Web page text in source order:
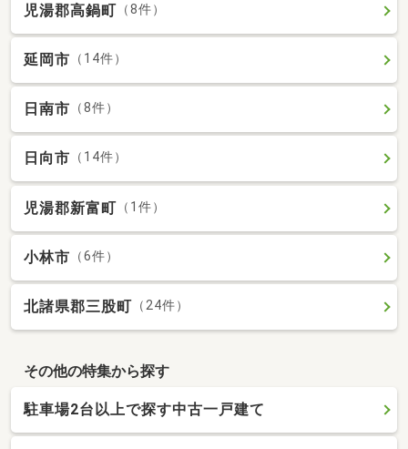
児湯郡高鍋町 （8件）
延岡市 （14件）
日南市 （8件）
日向市 （14件）
児湯郡新富町 （1件）
小林市 （6件）
北諸県郡三股町 （24件）
その他の特集から探す
駐車場2台以上で探す中古一戸建て